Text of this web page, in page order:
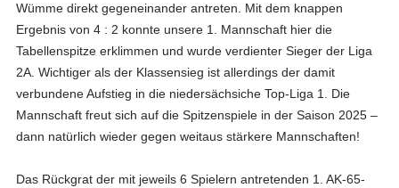
Wümme direkt gegeneinander antreten. Mit dem knappen
Ergebnis von 4 : 2 konnte unsere 1. Mannschaft hier die
Tabellenspitze erklimmen und wurde verdienter Sieger der Liga
2A. Wichtiger als der Klassensieg ist allerdings der damit
verbundene Aufstieg in die niedersächsiche Top-Liga 1. Die
Mannschaft freut sich auf die Spitzenspiele in der Saison 2025 –
dann natürlich wieder gegen weitaus stärkere Mannschaften!
Das Rückgrat der mit jeweils 6 Spielern antretenden 1. AK-65-